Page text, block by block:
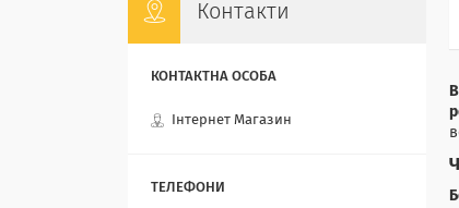
Контакти
Інтернет Магазин